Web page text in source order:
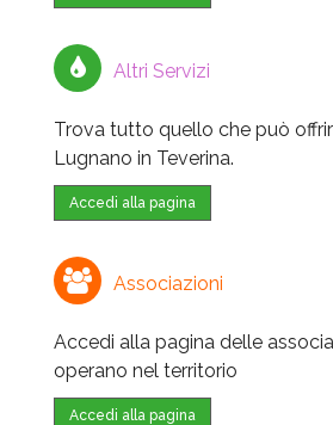
Altri Servizi
Trova tutto quello che può
Lugnano in Teverina.
Accedi alla pagina
Associazioni
Accedi alla pagina delle
operano nel territorio
Accedi alla pagina